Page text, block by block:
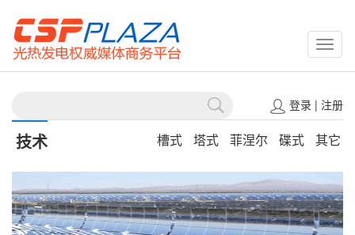
登录| 注册
技术 槽式 塔式 菲涅尔 碟式 其它